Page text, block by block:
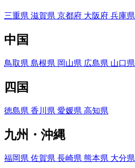
三重県 滋賀県 京都府 大阪府 兵庫県
中国
鳥取県 島根県 岡山県 広島県 山口県
四国
徳島県 香川県 愛媛県 高知県
九州・沖縄
福岡県 佐賀県 長崎県 熊本県 大分県